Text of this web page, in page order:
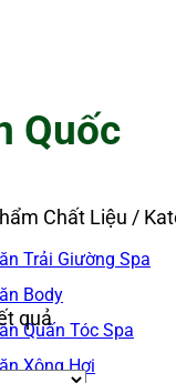
Trải Giường Spa
Body
Quấn Tóc Spa
Xông Hơi
Quốc
Chất Liệu /
quảĐã
sắp